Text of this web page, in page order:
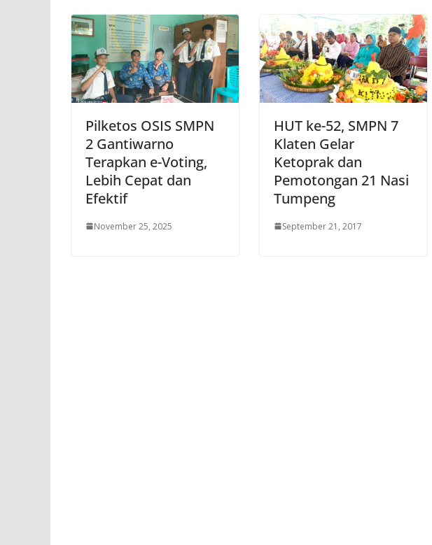
Pilketos OSIS SMPN
2 Gantiwarno
Terapkan e-Voting,
Lebih Cepat dan
Efektif
November 25, 2025
HUT ke-52, SMPN 7
Klaten Gelar
Ketoprak dan
Pemotongan 21 Nasi
Tumpeng
September 21, 2017